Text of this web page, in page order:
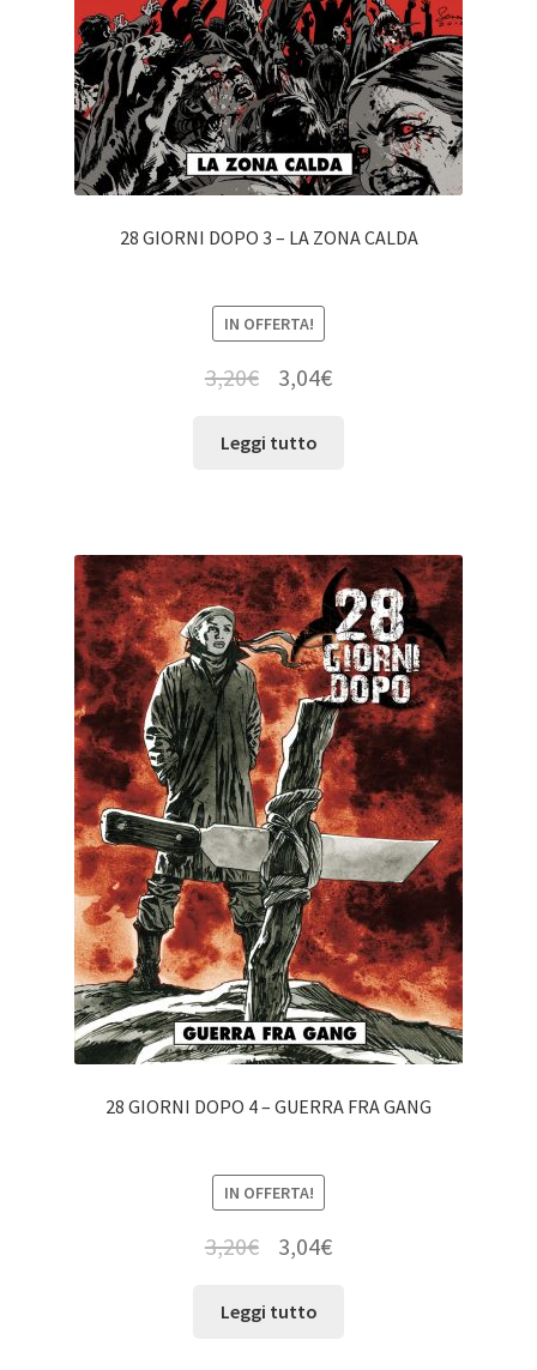
28 GIORNI DOPO 3 – LA ZONA CALDA
IN OFFERTA!
3,20€ 3,04€
Leggi tutto
28 GIORNI DOPO 4 – GUERRA FRA GANG
IN OFFERTA!
3,20€ 3,04€
Leggi tutto